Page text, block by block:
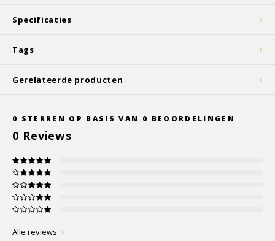
Specificaties
Tags
Gerelateerde producten
0 STERREN OP BASIS VAN 0 BEOORDELINGEN
0 Reviews
Alle reviews